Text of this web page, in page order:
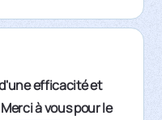
efficacité et
à vous pour le